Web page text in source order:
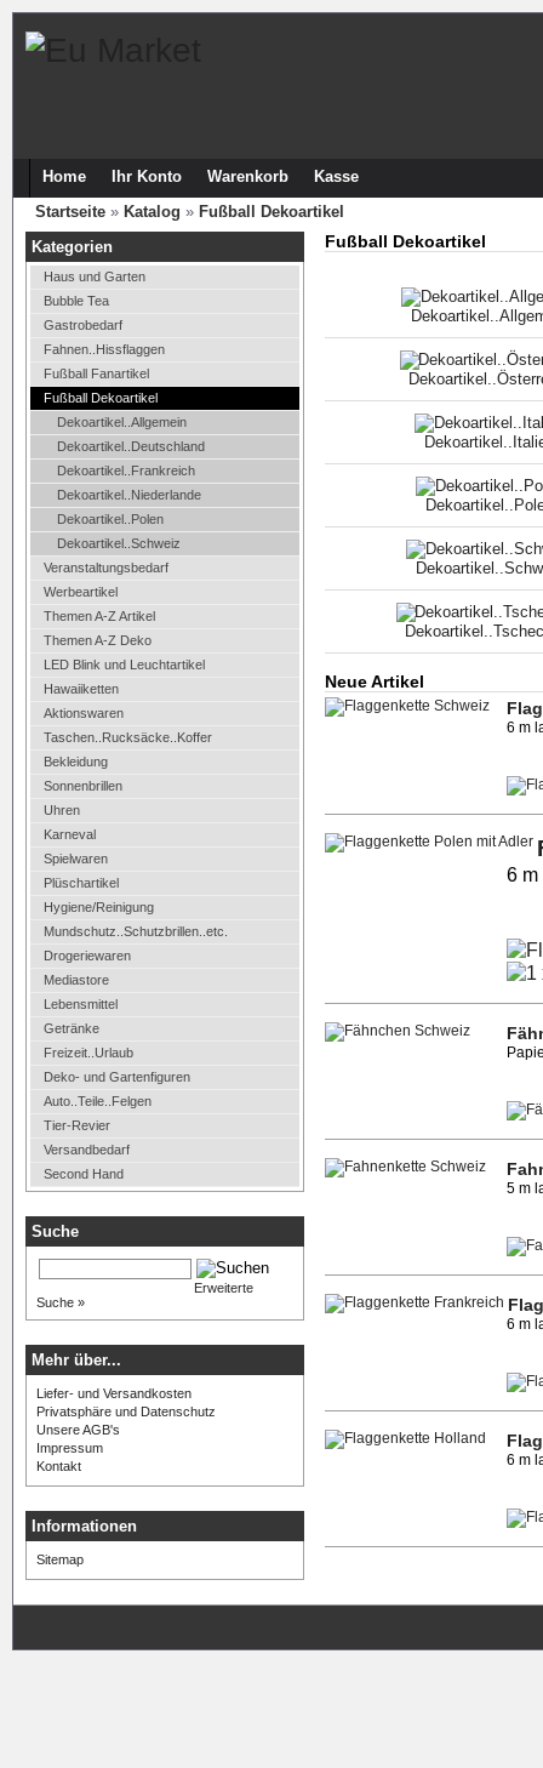
Home Ihr Konto Warenkorb
Kasse
Startseite » Katalog » Fußball Dekoartikel
Kategorien
Haus und Garten
Bubble Tea
Gastrobedarf
Fahnen..Hissflaggen
Fußball Fanartikel
Fußball Dekoartikel
Dekoartikel..Allgemein
Dekoartikel..Deutschland
Dekoartikel..Frankreich
Dekoartikel..Niederlande
Dekoartikel..Polen
Dekoartikel..Schweiz
Veranstaltungsbedarf
Werbeartikel
Themen A-Z Artikel
Themen A-Z Deko
LED Blink und Leuchtartikel
Hawaiiketten
Aktionswaren
Taschen..Rucksäcke..Koffer
Bekleidung
Sonnenbrillen
Uhren
Karneval
Spielwaren
Plüschartikel
Hygiene/Reinigung
Mundschutz..Schutzbrillen..etc.
Drogeriewaren
Mediastore
Lebensmittel
Getränke
Freizeit..Urlaub
Deko- und Gartenfiguren
Auto..Teile..Felgen
Tier-Revier
Versandbedarf
Second Hand
Suche
Erweiterte
Suche »
Mehr über...
Liefer- und Versandkosten
Privatsphäre und Datenschutz
Unsere AGB's
Impressum
Kontakt
Informationen
Sitemap
Fußball Dekoartikel
Neue Artikel
6 m
6 m
5 m
6 m
6 m